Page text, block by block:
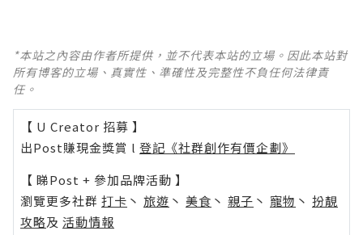
*本站之內容由作者所提供，並不代表本站的立場。因此本站對
所有博客的立場、真實性、準確性及完整性不負任何法律責
任。
【 U Creator 招募 】
出Post賺現金獎賞 l 登記《社群創作有價企劃》
【 睇Post + 參加品牌活動 】
瀏覽更多社群 打卡 丶 旅遊 丶 美食 丶 親子 丶 寵物 丶 扮靚
攻略及 活動情報